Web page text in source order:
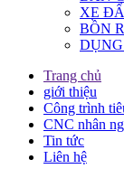
XE
BỒN
Trang chủ
giới thiệu
Công trình
CNC nhân
Tin tức
Liên hệ